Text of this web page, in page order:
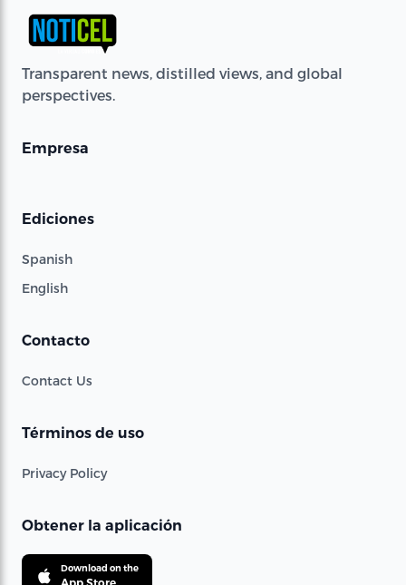
Transparent news, distilled views, and global
perspectives.
Empresa
Ediciones
Spanish
English
Contacto
Contact Us
Términos de uso
Privacy Policy
Obtener la aplicación
Download on the